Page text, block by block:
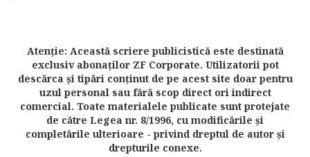
Atenţie: Această scriere publicistică este destinată
exclusiv abonaţilor ZF Corporate. Utilizatorii pot
descărca şi tipări conţinut de pe acest site doar pentru
uzul personal sau fără scop direct ori indirect
comercial. Toate materialele publicate sunt protejate
de către Legea nr. 8/1996, cu modificările şi
completările ulterioare - privind dreptul de autor şi
drepturile conexe.